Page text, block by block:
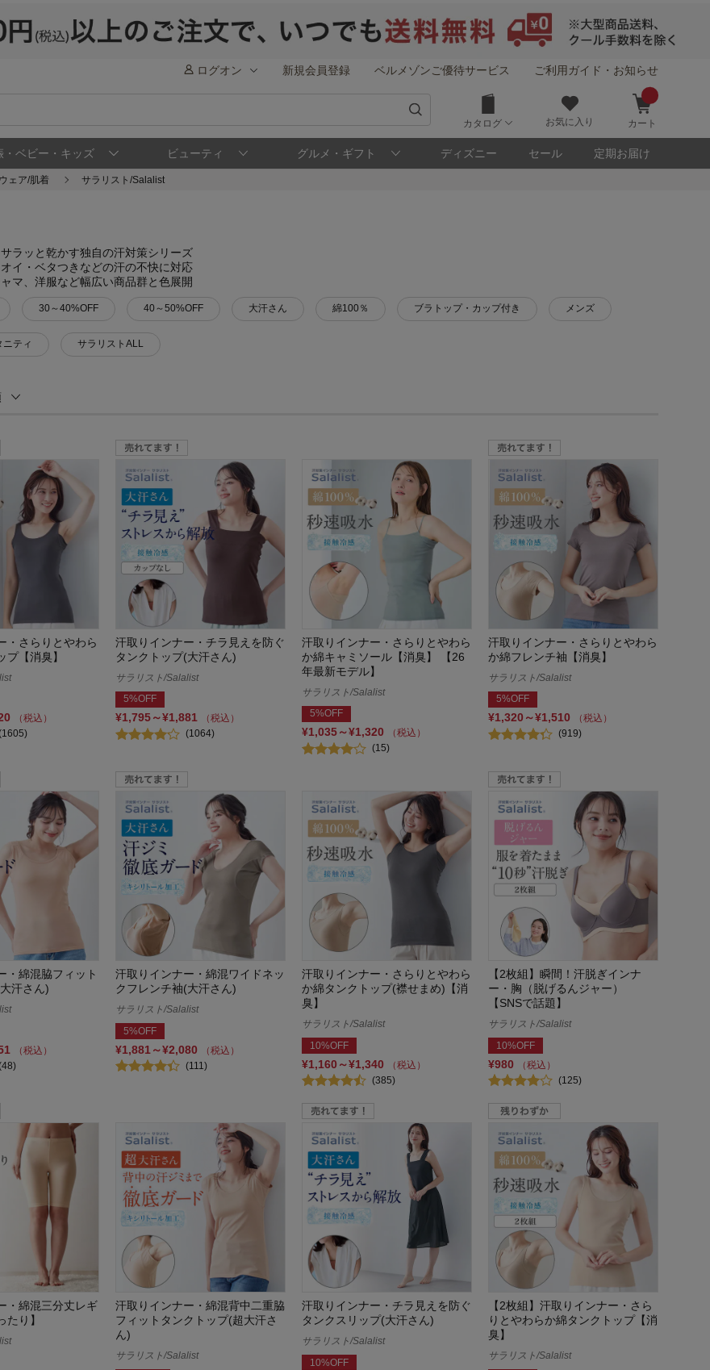
ログオン 新規会員登録 ベルメゾンご優待サービス ご利用ガイド・お知らせ
カタログ お気に入り カート
・ベビー・キッズ ビューティ グルメ・ギフト ディズニー セール 定期お届け
ェア/肌着 サラリスト/Salalist
ラッと乾かす独自の汗対策シリーズ
イ・ベタつきなどの汗の不快に対応
マ、洋服など幅広い商品群と色展開
30～40%OFF 40～50%OFF 大汗さん 綿100％ ブラトップ・カップ付き メンズ
ニティ サラリストALL
・さらりとやわら
プ【消臭】
（税込）
汗取りインナー・チラ見えを防ぐ
タンクトップ(大汗さん)
サラリスト/Salalist
5%OFF
¥1,795～¥1,881
（税込）
(1064)
汗取りインナー・さらりとやわら
か綿キャミソール【消臭】 【26
年最新モデル】
サラリスト/Salalist
5%OFF
¥1,035～¥1,320
（税込）
(15)
汗取りインナー・さらりとやわら
か綿フレンチ袖【消臭】
サラリスト/Salalist
5%OFF
¥1,320～¥1,510
（税込）
(919)
・綿混脇フィット
汗さん)
（税込）
汗取りインナー・綿混ワイドネッ
クフレンチ袖(大汗さん)
サラリスト/Salalist
5%OFF
¥1,881～¥2,080
（税込）
(111)
汗取りインナー・さらりとやわら
か綿タンクトップ(襟せまめ)【消
臭】
サラリスト/Salalist
10%OFF
¥1,160～¥1,340
（税込）
(385)
【2枚組】瞬間！汗脱ぎインナ
ー・胸（脱げるんジャー）
【SNSで話題】
サラリスト/Salalist
10%OFF
¥980
（税込）
(125)
・綿混三分丈レギ
たり】
汗取りインナー・綿混背中二重脇
フィットタンクトップ(超大汗さ
ん)
サラリスト/Salalist
汗取りインナー・チラ見えを防ぐ
タンクスリップ(大汗さん)
サラリスト/Salalist
10%OFF
【2枚組】汗取りインナー・さら
りとやわらか綿タンクトップ【消
臭】
サラリスト/Salalist